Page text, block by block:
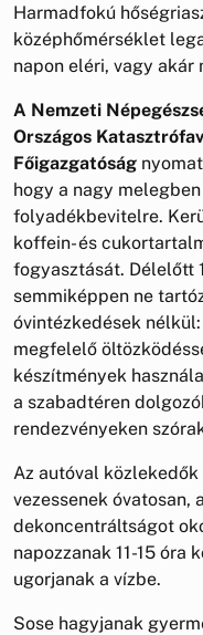
Harmadfokú
középhőmérséklet
napon eléri, vagy
A Nemzeti
Országos
Főigazgatóság
hogy a nagy
folyadékbevitelre.
koffein- és
fogyasztását. Délelőtt
semmiképpen ne
óvintézkedések
megfelelő
készítmények
a szabadtéren
rendezvényeken
Az autóval
vezessenek óvatosan,
dekoncentráltságot
napozzanak 11-15 óra
ugorjanak a vízbe.
Sose hagyjanak